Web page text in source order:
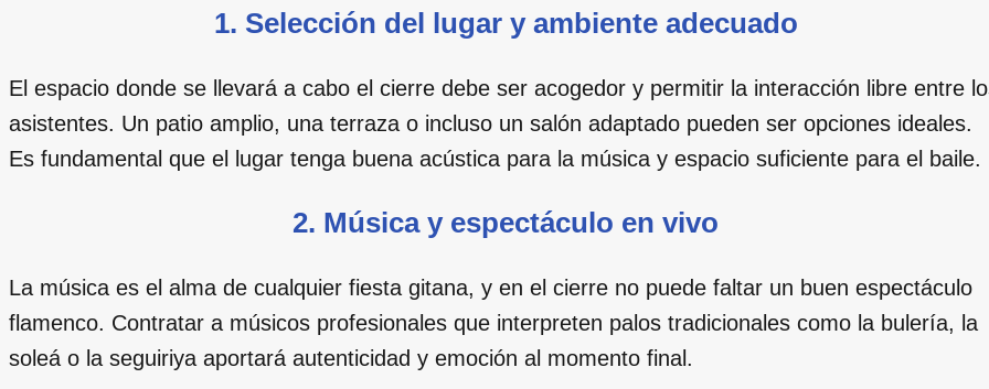
1. Selección del lugar y ambiente adecuado
El espacio donde se llevará a cabo el cierre debe ser acogedor y permitir la interacción libre entre
asistentes. Un patio amplio, una terraza o incluso un salón adaptado pueden ser opciones ideales.
Es fundamental que el lugar tenga buena acústica para la música y espacio suficiente para el baile.
2. Música y espectáculo en vivo
La música es el alma de cualquier fiesta gitana, y en el cierre no puede faltar un buen espectáculo
flamenco. Contratar a músicos profesionales que interpreten palos tradicionales como la bulería, la
soleá o la seguiriya aportará autenticidad y emoción al momento final.